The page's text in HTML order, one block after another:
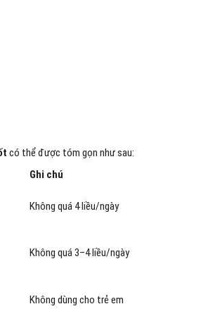
có thể được tóm gọn như sau:
Ghi chú
Không quá 4 liều/ngày
Không quá 3–4 liều/ngày
Không dùng cho trẻ em